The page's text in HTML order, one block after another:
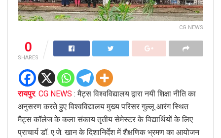
CG NEWS
0
SHARES
रायपुर. CG NEWS : मैट्स विश्वविद्यालय द्वारा नयी शिक्षा नीति का
अनुसरण करते हुए विश्वविद्यालय मुख्य परिसर गुल्लू आरंग स्थित
मैट्स कॉलेज के कला संकाय तृतीय सेमेस्टर के विद्यार्थियों के लिए
प्राचार्य डॉ. ए.जे. खान के दिशानिर्देश में शैक्षणिक भ्रमण का आयोजन